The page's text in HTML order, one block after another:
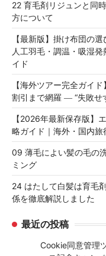
22 育毛剤リジュンと同
方について
【最新版】掛け布団の
人工羽毛・調温・吸湿
イド
【海外ツアー完全ガイ
割引まで網羅 ― “失敗せ
【2026年最新保存版】
略ガイド｜海外・国内
09 薄毛によい髪の毛の
ミング
24 はたして白髪は育毛
係を徹底解説しました
最近の投稿
Cookie同意管理